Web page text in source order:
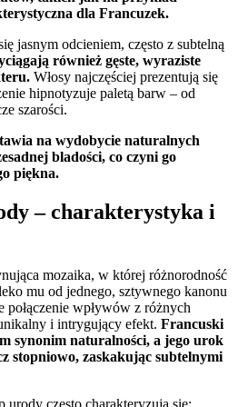
dla Francuzek.
jasnym odcieniem, często z subtelną
również gęste, wyraziste
Włosy najczęściej prezentują się
hipnotyzuje paletą barw – od
szarości.
na wydobycie naturalnych
bladości, co czyni go
piękna.
– charakterystyka i
mozaika, w której różnorodność
mu od jednego, sztywnego kanonu
połączenie wpływów z różnych
i intrygujący efekt. Francuski
synonim naturalności, a jego urok
stopniowo, zaskakując subtelnymi
urody często charakteryzują się: